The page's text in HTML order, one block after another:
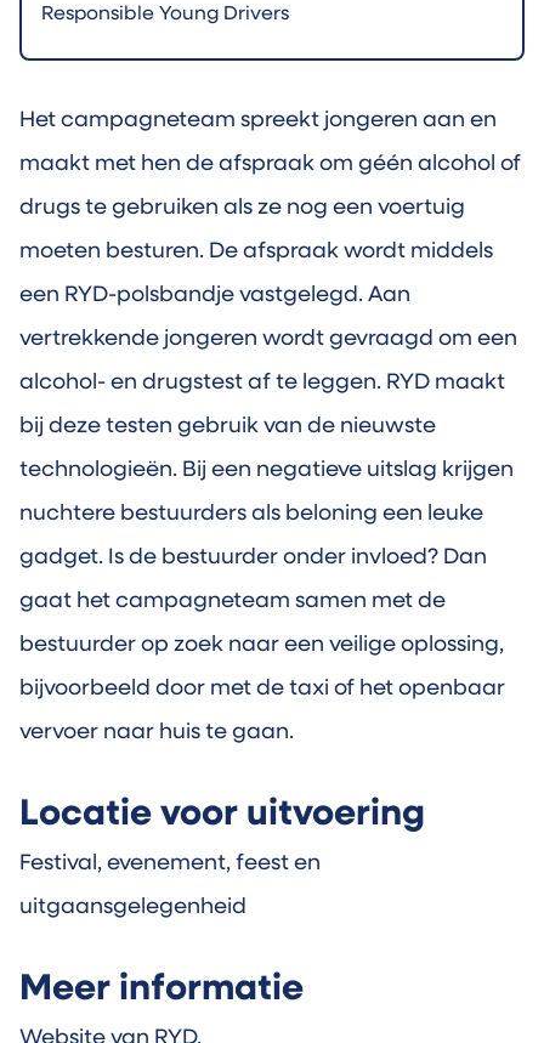
Responsible Young Drivers
Het campagneteam spreekt jongeren aan en
maakt met hen de afspraak om géén alcohol of
drugs te gebruiken als ze nog een voertuig
moeten besturen. De afspraak wordt middels
een RYD-polsbandje vastgelegd. Aan
vertrekkende jongeren wordt gevraagd om een
alcohol- en drugstest af te leggen. RYD maakt
bij deze testen gebruik van de nieuwste
technologieën. Bij een negatieve uitslag krijgen
nuchtere bestuurders als beloning een leuke
gadget. Is de bestuurder onder invloed? Dan
gaat het campagneteam samen met de
bestuurder op zoek naar een veilige oplossing,
bijvoorbeeld door met de taxi of het openbaar
vervoer naar huis te gaan.
Locatie voor uitvoering
Festival, evenement, feest en
uitgaansgelegenheid
Meer informatie
Website van RYD.